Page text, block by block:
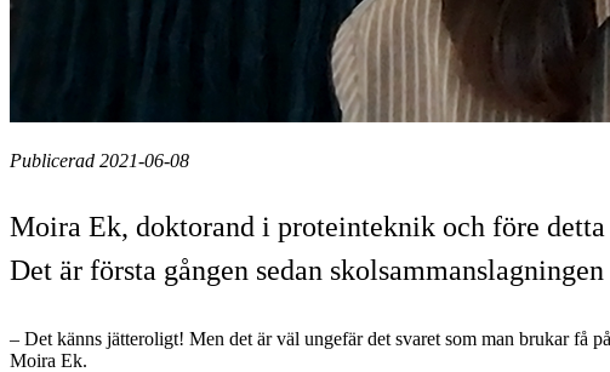
Publicerad 2021-06-08
Moira Ek, doktorand i proteinteknik och före
Det är första gången sedan
– Det känns jätteroligt! Men det är väl ungefär det svaret som man brukar få
Moira Ek.